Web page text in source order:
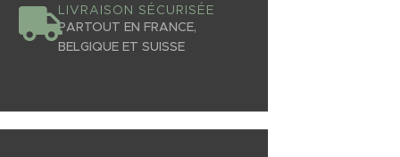
LIVRAISON SÉCURISÉE
PARTOUT EN FRANCE,
BELGIQUE ET SUISSE